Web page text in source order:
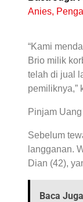
Anies,
“Kami
Brio milik
telah di jual
pemiliknya,”
Pinjam
Sebelum
langganan.
Dian (42),
Baca